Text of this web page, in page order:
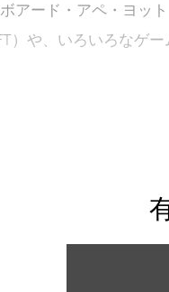
アード・アペ・ヨッ
）や、いろいろなゲ